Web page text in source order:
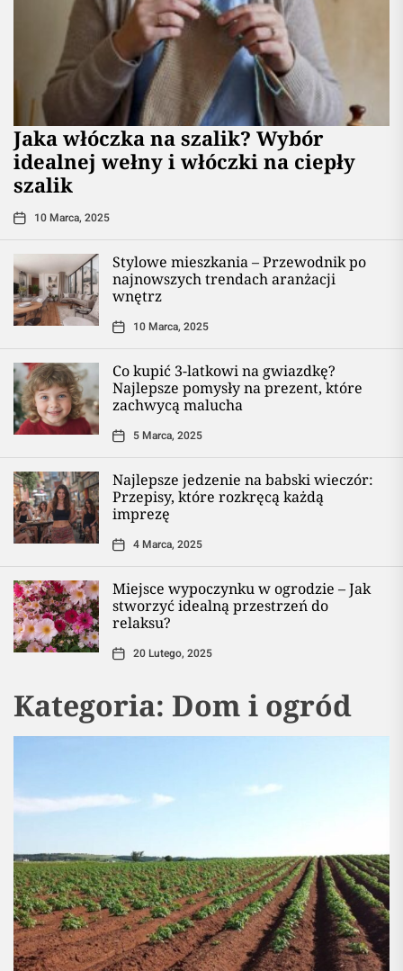
Jaka włóczka na szalik? Wybór
idealnej wełny i włóczki na ciepły
szalik
10 Marca, 2025
Stylowe mieszkania – Przewodnik po
najnowszych trendach aranżacji
wnętrz
10 Marca, 2025
Co kupić 3-latkowi na gwiazdkę?
Najlepsze pomysły na prezent, które
zachwycą malucha
5 Marca, 2025
Najlepsze jedzenie na babski wieczór:
Przepisy, które rozkręcą każdą
imprezę
4 Marca, 2025
Miejsce wypoczynku w ogrodzie – Jak
stworzyć idealną przestrzeń do
relaksu?
20 Lutego, 2025
Kategoria: Dom i ogród